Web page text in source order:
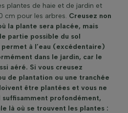
plantes de haie et de jardin et
cm pour les arbres. Creusez non
la plante sera placée, mais
partie possible du sol
à l’eau (excédentaire)
dans le jardin, car le
aéré. Si vous creusez
de plantation ou une tranchée
être plantées et vous ne
suffisamment profondément,
là où se trouvent les plantes :